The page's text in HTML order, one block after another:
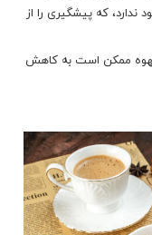
که پیشگیری را از
ممکن است به کاهش